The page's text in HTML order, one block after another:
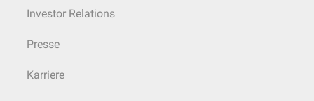
Investor Relations
Presse
Karriere